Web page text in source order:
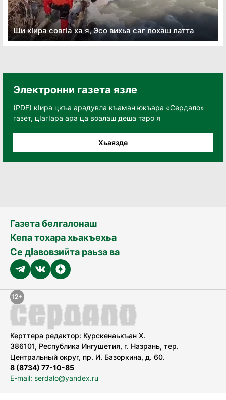
Ши кӏира совгӏа ха я, Эсо вихьа саг лохаш латта
Электронни газета язле
(PDF) кӀира цкъа арадувла къаман юкъара «Сердало»
газет, цӀагӀара ара ца воалаш деша таро я
Хьаязде
Газета белгалонаш
Кепа тохара хьакъехьа
Се дӀавовзийта раьза ва
Керттера редактор: Курскенаькъан Х.
386101, Республика Ингушетия, г. Назрань, тер.
Центральный округ, пр. И. Базоркина, д. 60.
8 (8734) 77-10-85
E-mail: serdalo@yandex.ru